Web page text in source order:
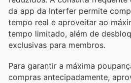
da app da Interfer permite
tempo real e aproveitar ao
tempo limitado, além de
exclusivas para membros.
Para garantir a máxima
compras antecipadamente,